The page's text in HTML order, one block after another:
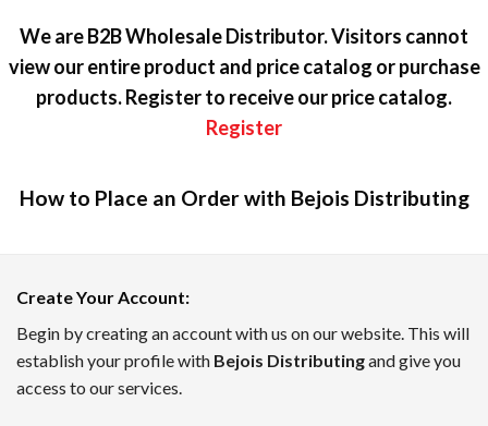
We are B2B Wholesale Distributor. Visitors cannot
view our entire product and price catalog or purchase
products. Register to receive our price catalog.
Register
How to Place an Order with Bejois Distributing
Create Your Account:
Begin by creating an account with us on our website. This will
establish your profile with Bejois Distributingand give you
access to our services.
ボーナスインフォメーション、新着キャンペーン、業界の